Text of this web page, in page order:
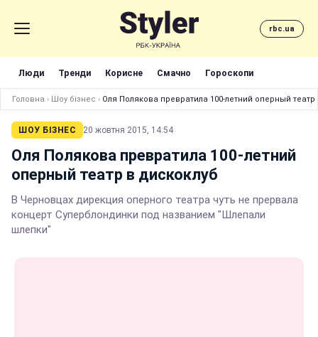
rbc.ua
Люди Тренди Корисне Смачно Гороскопи
Головна › Шоу бізнес › Оля Полякова превратила 100-летний оперный театр
ШОУ БІЗНЕС 20 жовтня 2015, 14:54
Оля Полякова превратила 100-летний
оперный театр в дискоклуб
В Черновцах дирекция оперного театра чуть не прервала
концерт Суперблондинки под названием "Шлепали
шлепки"